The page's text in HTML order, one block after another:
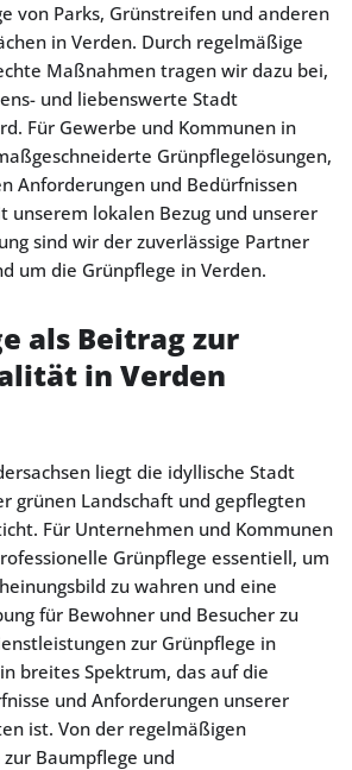
von Parks, Grünstreifen und anderen
in Verden. Durch regelmäßige
Maßnahmen tragen wir dazu bei,
und liebenswerte Stadt
Für Gewerbe und Kommunen in
Grünpflegelösungen,
Anforderungen und Bedürfnissen
unserem lokalen Bezug und unserer
sind wir der zuverlässige Partner
um die Grünpflege in Verden.
als Beitrag zur
in Verden
liegt die idyllische Stadt
grünen Landschaft und gepflegten
Für Unternehmen und Kommunen
Grünpflege essentiell, um
zu wahren und eine
für Bewohner und Besucher zu
zur Grünpflege in
breites Spektrum, das auf die
und Anforderungen unserer
ist. Von der regelmäßigen
Baumpflege und